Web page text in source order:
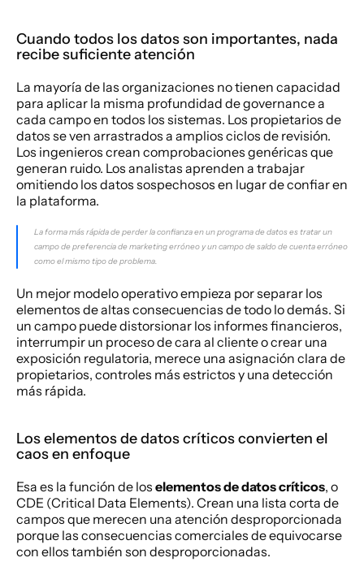
Cuando todos los datos son importantes, nada
recibe suficiente atención
La mayoría de las organizaciones no tienen capacidad
para aplicar la misma profundidad de governance a
cada campo en todos los sistemas. Los propietarios de
datos se ven arrastrados a amplios ciclos de revisión.
Los ingenieros crean comprobaciones genéricas que
generan ruido. Los analistas aprenden a trabajar
omitiendo los datos sospechosos en lugar de confiar en
la plataforma.
La forma más rápida de perder la confianza en un programa de datos es tratar un
campo de preferencia de marketing erróneo y un campo de saldo de cuenta erróneo
como el mismo tipo de problema.
Un mejor modelo operativo empieza por separar los
elementos de altas consecuencias de todo lo demás. Si
un campo puede distorsionar los informes financieros,
interrumpir un proceso de cara al cliente o crear una
exposición regulatoria, merece una asignación clara de
propietarios, controles más estrictos y una detección
más rápida.
Los elementos de datos críticos convierten el
caos en enfoque
Esa es la función de los elementos de datos críticos, o
CDE (Critical Data Elements). Crean una lista corta de
campos que merecen una atención desproporcionada
porque las consecuencias comerciales de equivocarse
con ellos también son desproporcionadas.